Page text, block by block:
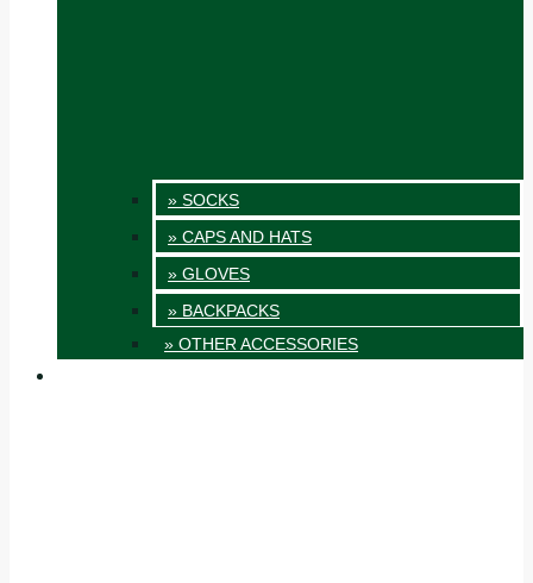
» SOCKS
» CAPS AND HATS
» GLOVES
» BACKPACKS
» OTHER ACCESSORIES